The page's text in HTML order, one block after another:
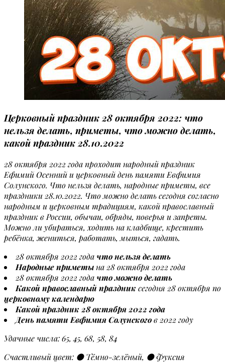
Церковный праздник 28 октября 2022: что
нельзя делать, приметы, что можно делать,
какой праздник 28.10.2022
28 октября 2022 года проходит народный праздник
Ефимий Осенний и церковный день памяти Евфимия
Солунского. Что нельзя делать, народные приметы, все
праздники 28.10.2022. Что можно делать сегодня согласно
народным и церковным традициям, какой православный
праздник в России, обычаи, обряды, поверья и запреты.
Можно ли убираться, ходить на кладбище, крестить
ребёнка, жениться, работать, мыться, гадать.
28 октября 2022 годачто нельзя делать
Народные приметына 28 октября 2022 года
28 октября 2022 годачто можно делать
Какой православный праздник сегодня 28 октября по
церковному календарю
Какой праздник 28 октября 2022 года
День памяти Евфимия Солунскогов 2022 году
Удачные числа: 65, 45, 68, 58, 84
Счастливый цвет: ⚫ Тёмно-зелёный, ⚫ Фуксия